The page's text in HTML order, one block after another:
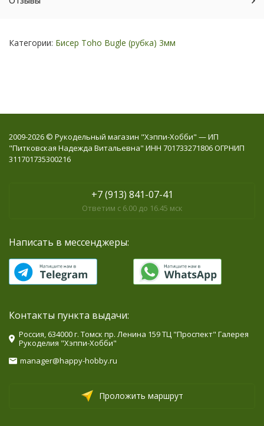
Категории: Бисер Toho Bugle (рубка) 3мм
2009-2026 © Рукодельный магазин "Хэппи-Хобби" — ИП
"Питковская Надежда Витальевна" ИНН 701733271806 ОГРНИП
311701735300216
+7 (913) 841-07-41
Ответим с 6.00 до 16.45 мск
Написать в мессенджеры:
Контакты пункта выдачи:
Россия, 634000 г. Томск пр. Ленина 159 ТЦ "Проспект" Галерея
Рукоделия "Хэппи-Хобби"
manager@happy-hobby.ru
Проложить маршрут